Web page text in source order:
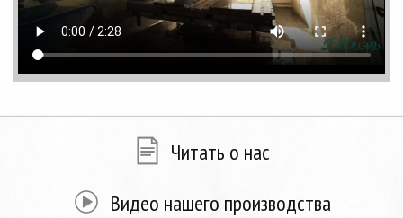
Читать о нас
Видео нашего производства